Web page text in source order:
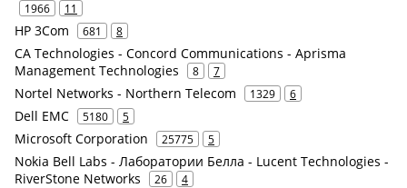
1966 11
HP 3Com 681 8
CA Technologies - Concord Communications - Aprisma
Management Technologies
8 7
Nortel Networks - Northern Telecom 1329 6
Dell EMC 5180 5
Microsoft Corporation 25775 5
Nokia Bell Labs - Лаборатории Белла - Lucent Technologies -
RiverStone Networks
26 4